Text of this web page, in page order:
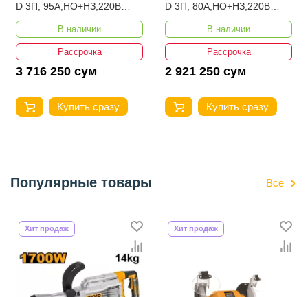
D 3П, 95А,НО+НЗ,220B
LC1D95M7
В наличии
Рассрочка
3 716 250 сум
Купить сразу
D 3П, 80А,НО+НЗ,220B
LC1D80M7
В наличии
Рассрочка
2 921 250 сум
Купить сразу
Популярные товары Все
Хит продаж Хит продаж